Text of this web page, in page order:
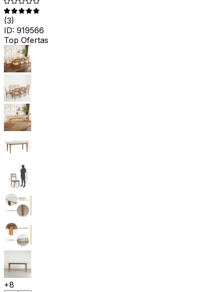
(3)
ID: 919566
Top Ofertas
+8